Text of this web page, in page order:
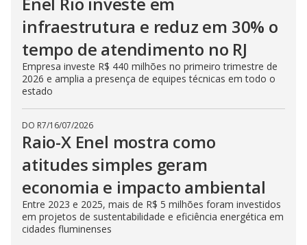
infraestrutura e reduz em 30% o
tempo de atendimento no RJ
Empresa investe R$ 440 milhões no primeiro trimestre de
2026 e amplia a presença de equipes técnicas em todo o
estado
DO R7/16/07/2026
Raio-X Enel mostra como
atitudes simples geram
economia e impacto ambiental
Entre 2023 e 2025, mais de R$ 5 milhões foram investidos
em projetos de sustentabilidade e eficiência energética em
cidades fluminenses